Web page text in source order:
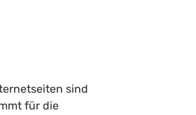
sind
für die